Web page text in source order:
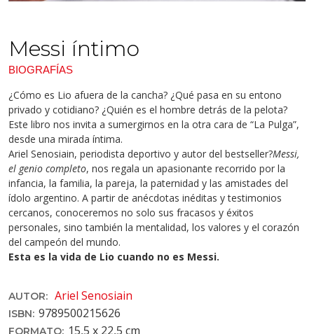
Messi íntimo
BIOGRAFÍAS
¿Cómo es Lio afuera de la cancha? ¿Qué pasa en su entono
privado y cotidiano? ¿Quién es el hombre detrás de la pelota?
Este libro nos invita a sumergirnos en la otra cara de “La Pulga”,
desde una mirada íntima.
Ariel Senosiain, periodista deportivo y autor del bestseller?Messi,
el genio completo, nos regala un apasionante recorrido por la
infancia, la familia, la pareja, la paternidad y las amistades del
ídolo argentino. A partir de anécdotas inéditas y testimonios
cercanos, conoceremos no solo sus fracasos y éxitos
personales, sino también la mentalidad, los valores y el corazón
del campeón del mundo.
Esta es la vida de Lio cuando no es Messi.
AUTOR: Ariel Senosiain
ISBN: 9789500215626
FORMATO: 15,5 x 22,5 cm